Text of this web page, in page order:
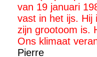
van 19 januari
vast in het ijs. Hij
zijn grootoom is.
Ons klimaat
Pierre